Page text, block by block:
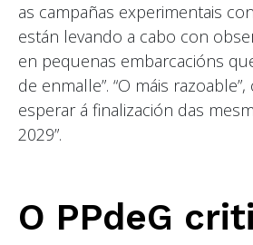
as campañas experimentais
están levando a cabo con
en pequenas embarcacións
de enmalle”. “O máis
esperar á finalización das
2029”.
O PPdeG